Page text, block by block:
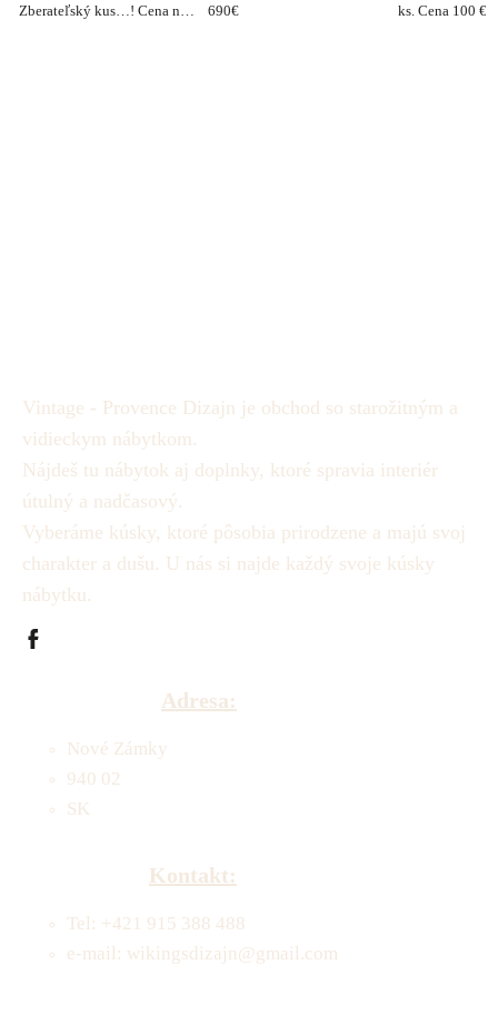
Zberateľský kus…! Cena na
690€
ks. Cena 100 € /
Vintage - Provence Dizajn je obchod so starožitným a
vidieckym nábytkom.
Nájdeš tu nábytok aj doplnky, ktoré spravia interiér
útulný a nadčasový.
Vyberáme kúsky, ktoré pôsobia prirodzene a majú svoj
charakter a dušu. U nás si najde každý svoje kúsky
nábytku.
Adresa:
Nové Zámky
940 02
SK
Kontakt:
Tel: +421 915 388 488
e-mail: wikingsdizajn@gmail.com